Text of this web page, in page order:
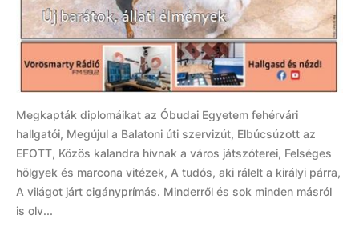
Megkapták diplomáikat az Óbudai Egyetem fehérvári
hallgatói, Megújul a Balatoni úti szervizút, Elbúcsúzott az
EFOTT, Közös kalandra hívnak a város játszóterei, Felséges
hölgyek és marcona vitézek, A tudós, aki rálelt a királyi párra,
A világot járt cigányprímás. Minderről és sok minden másról
is olv...